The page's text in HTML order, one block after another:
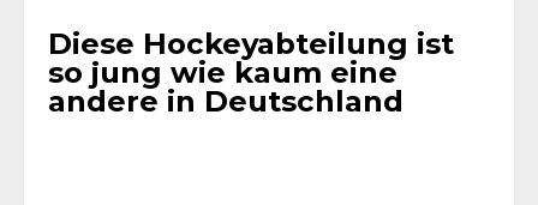
Diese Hockeyabteilung ist
so jung wie kaum eine
andere in Deutschland